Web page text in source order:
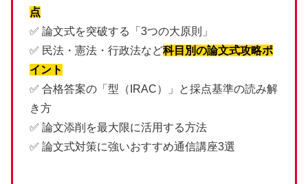
点
✅ 論文式を突破する「3つの大原則」
✅ 民法・憲法・行政法など科目別の論文式攻略ポ
イント
✅ 合格答案の「型（IRAC）」と採点基準の読み解
き方
✅ 論文添削を最大限に活用する方法
✅ 論文式対策に強いおすすめ通信講座3選